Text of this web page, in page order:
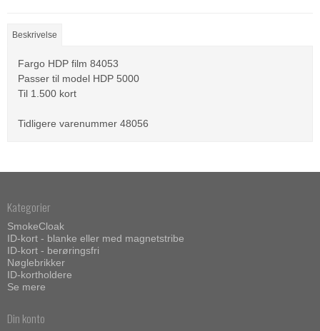
Beskrivelse
Fargo HDP film 84053
Passer til model HDP 5000
Til 1.500 kort
Tidligere varenummer 48056
Kategorier
SmokeCloak
ID-kort - blanke eller med magnetstribe
ID-kort - berøringsfri
Nøglebrikker
ID-kortholdere
Se mere
Din konto